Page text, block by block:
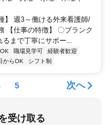
】 週3～働ける外来看護師/
【仕事の特徴】 〇ブランク
まで丁寧にサポー...
職場見学可
経験者歓迎
からOK シフト制
5 次へ
受け取る